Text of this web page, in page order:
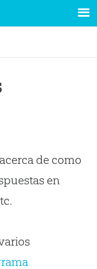
de como
en